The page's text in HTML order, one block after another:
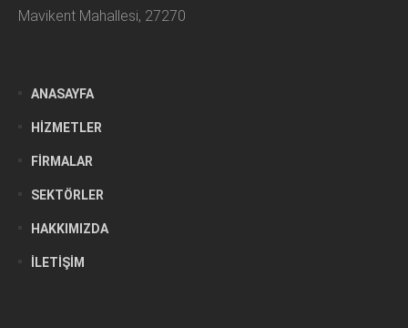
Mavikent Mahallesi, 27270
ANASAYFA
HIZMETLER
FIRMALAR
SEKTÖRLER
HAKKIMIZDA
İLETIŞIM